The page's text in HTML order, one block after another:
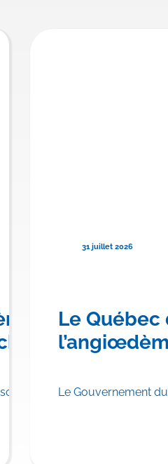
province
TRYNGOLZA®
31 juillet 2026
Le
Le Gouvernement